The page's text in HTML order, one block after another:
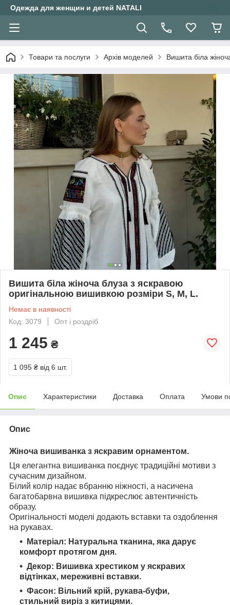
Одежда для женщин и детей NATALI
Товари та послуги Архів моделей Вишита біла
Вишита біла жіноча блуза з яскравою
оригінальною вишивкою розміри S, M, L.
Немає в наявності
Код: 3079
Опт і роздріб
1 245 ₴
1 095 ₴ від 6 шт.
Опис Характеристики Доставка Оплата Умови
Опис
Жіноча вишиванка з яскравим орнаментом.
Ця елегантна вишиванка поєднує традиційні мотиви з
сучасним дизайном.
Білий колір надає вбранню ніжності, а насичена
багатобарвна вишивка підкреслює автентичність
образу.
Оригінальності моделі додають вставки та оздоблення
на рукавах.
Матеріал: Натуральна тканина, яка дарує
комфорт протягом дня.
Декор: Вишивка хрестиком у яскравих
відтінках, мереживні вставки.
Фасон: Вільний крій, рукава-буфи,
стильний виріз з китицями.